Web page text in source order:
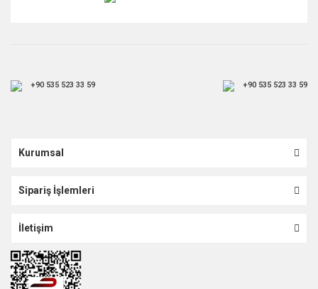
+90 535 523 33 59 +90 535 523 33 59
Kurumsal
Sipariş İşlemleri
İletişim